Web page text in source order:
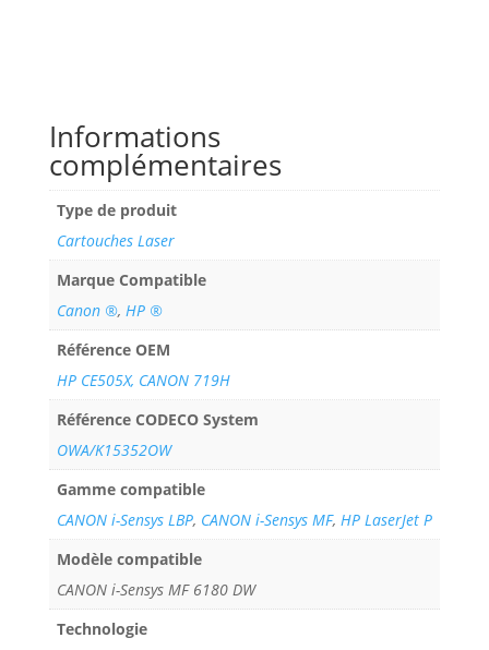
Informations
complémentaires
Type de produit
Cartouches Laser
Marque Compatible
Canon ®, HP ®
Référence OEM
HP CE505X, CANON 719H
Référence CODECO System
OWA/K15352OW
Gamme compatible
CANON i-Sensys LBP, CANON i-Sensys MF, HP LaserJet P
Modèle compatible
CANON i-Sensys MF 6180 DW
Technologie